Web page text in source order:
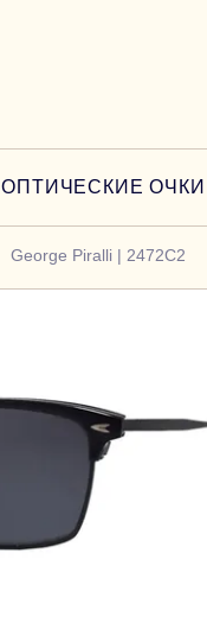
ОПТИЧЕСКИЕ ОЧКИ
George Piralli | 2472C2